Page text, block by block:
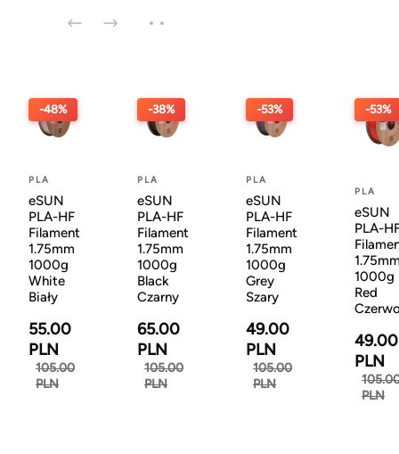
-48%
PLA
eSUN
PLA-HF
Filament
1.75mm
1000g
White
Biały
55.00
PLN
105.00
PLN
-38%
PLA
eSUN
PLA-HF
Filament
1.75mm
1000g
Black
Czarny
65.00
PLN
105.00
PLN
-53%
PLA
eSUN
PLA-HF
Filament
1.75mm
1000g
Grey
Szary
49.00
PLN
105.00
PLN
-53%
PLA
eSUN
PLA-
1000g
Red
49.00
PLN
PLN